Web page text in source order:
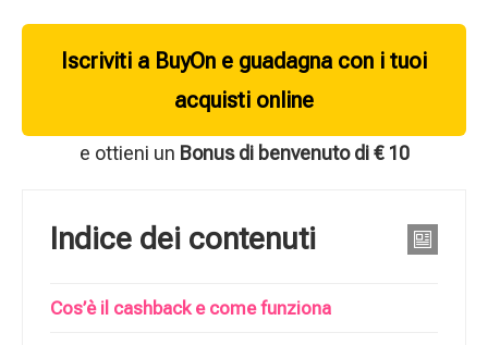
Iscriviti a BuyOn e guadagna con i tuoi
acquisti online
e ottieni un Bonus di benvenuto di € 10
Indice dei contenuti
Cos’è il cashback e come funziona